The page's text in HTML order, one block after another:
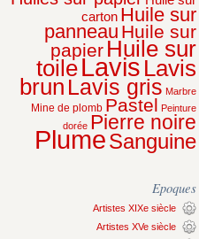
carton Huile sur
panneau Huile sur
papier Huile sur
toileLavis Lavis
brun Lavis gris Marbre
Mine de plomb Pastel Peinture
dorée Pierre noire
PlumeSanguine
Epoques
Artistes XIXe siècle
Artistes XVe siècle